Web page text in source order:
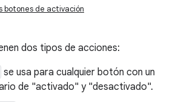
botones de activación
dos tipos de acciones:
se usa para cualquier botón con un
de "activado" y "desactivado".